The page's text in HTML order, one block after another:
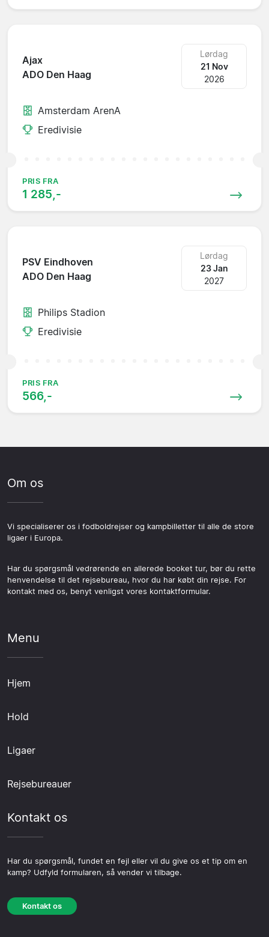
Ajax
ADO Den Haag
Lørdag
21 Nov
2026
Amsterdam ArenA
Eredivisie
PRIS FRA
1 285,-
PSV Eindhoven
ADO Den Haag
Lørdag
23 Jan
2027
Philips Stadion
Eredivisie
PRIS FRA
566,-
Om os
Vi specialiserer os i fodboldrejser og kampbilletter til alle de store
ligaer i Europa.
Har du spørgsmål vedrørende en allerede booket tur, bør du rette
henvendelse til det rejsebureau, hvor du har købt din rejse. For
kontakt med os, benyt venligst vores kontaktformular.
Menu
Hjem
Hold
Ligaer
Rejsebureauer
Kontakt os
Har du spørgsmål, fundet en fejl eller vil du give os et tip om en
kamp? Udfyld formularen, så vender vi tilbage.
Kontakt os